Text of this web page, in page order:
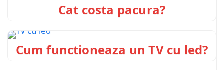
Cat costa pacura?
Cum functioneaza un TV cu led?